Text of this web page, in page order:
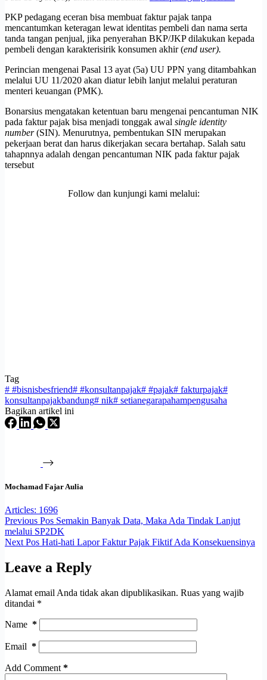
PKP pedagang eceran bisa membuat faktur pajak tanpa
mencantumkan keteragan lewat identitas pembeli dan nama serta
tanda tangan penjual, jika penyerahan BKP/JKP dilakukan kepada
pembeli dengan karakterisirik konsumen akhir (end user).
Perincian mengenai Pasal 13 ayat (5a) UU PPN yang ditambahkan
melalui UU 11/2020 akan diatur lebih lanjut melalui peraturan
menteri keuangan (PMK).
Bonarsius mengatakan ketentuan baru mengenai pencantuman NIK
pada faktur pajak bisa menjadi tonggak awal single identity
number(SIN). Menurutnya, pembentukan SIN merupakan
pekerjaan berat dan harus dikerjakan secara bertahap. Salah satu
tahapnnya adalah dengan pencantuman NIK pada faktur pajak
tersebut
Follow dan kunjungi kami melalui:
Tag
# #bisnisbesfriend# #konsultanpajak# #pajak# fakturpajak#
konsultanpajakbandung# nik# setianegarapahampengusaha
Bagikan artikel ini
Mochamad Fajar Aulia
Articles: 1696
Previous Pos Semakin Banyak Data, Maka Ada Tindak Lanjut
melalui SP2DK
Next Pos Hati-hati Lapor Faktur Pajak Fiktif Ada Konsekuensinya
Leave a Reply
Alamat email Anda tidak akan dipublikasikan. Ruas yang wajib
ditandai *
Name *
Email *
Add Comment *